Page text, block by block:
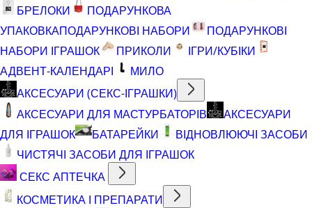
БРЕЛОКИ
ПОДАРУНКОВА
УПАКОВКАПОДАРУНКОВІ НАБОРИ
ПОДАРУНКОВІ
НАБОРИ ІГРАШОК
ПРИКОЛИ
ІГРИ/КУБІКИ
АДВЕНТ-КАЛЕНДАРІ
МИЛО
АКСЕСУАРИ (СЕКС-ІГРАШКИ)
АКСЕСУАРИ ДЛЯ МАСТУРБАТОРІВ
АКСЕСУАРИ
ДЛЯ ІГРАШОК
БАТАРЕЙКИ
ВІДНОВЛЮЮЧІ ЗАСОБИ
ЧИСТЯЧІ ЗАСОБИ ДЛЯ ІГРАШОК
СЕКС АПТЕЧКА
КОСМЕТИКА І ПРЕПАРАТИ